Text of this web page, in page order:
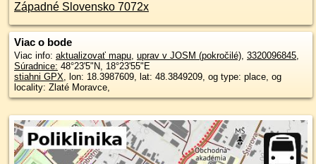
Západné Slovensko 7072x
Viac o bode
Viac info: aktualizovať mapu, uprav v JOSM (pokročilé), 3320096845,
Súradnice: 48°23'5"N, 18°23'55"E
stiahni GPX, lon: 18.3987609, lat: 48.3849209, og type: place, og
locality: Zlaté Moravce,